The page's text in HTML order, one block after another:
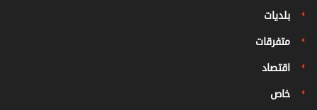
بلديات
متفرقات
اقتصاد
خاص